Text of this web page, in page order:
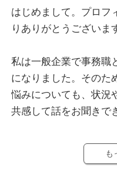
はじめまして。プロフ
りありがとうございま
私は一般企業で事務職
になりました。そのた
悩みについても、状況
共感して話をお聞きで
心理職に就いてからは
う、病院、子育てに関
も